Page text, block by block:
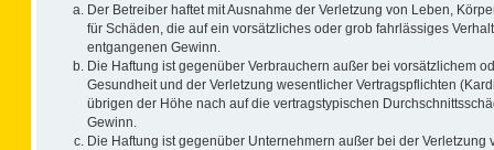
Der Betreiber haftet mit Ausnahme der Verletzung von Leben,
für Schäden, die auf ein vorsätzliches oder grob fahrlässiges
entgangenen Gewinn.
Die Haftung ist gegenüber Verbrauchern außer bei vorsätzlichem
Gesundheit und der Verletzung wesentlicher Vertragspflichten
übrigen der Höhe nach auf die vertragstypischen
Gewinn.
Die Haftung ist gegenüber Unternehmern außer bei der